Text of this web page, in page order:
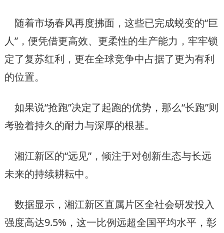
随着市场春风再度拂面，这些已完成蜕变的“巨
人”，便凭借更高效、更柔性的生产能力，牢牢锁
定了复苏红利，更在全球竞争中占据了更为有利
的位置。
如果说“抢跑”决定了起跑的优势，那么“长跑”则
考验着持久的耐力与深厚的根基。
湘江新区的“远见”，倾注于对创新生态与长远
未来的持续耕耘中。
数据显示，湘江新区直属片区全社会研发投入
强度高达9.5%，这一比例远超全国平均水平，彰